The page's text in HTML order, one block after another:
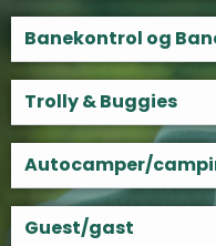
Banekontrol og
Trolly & Buggies
Autocamper/
Guest/gast